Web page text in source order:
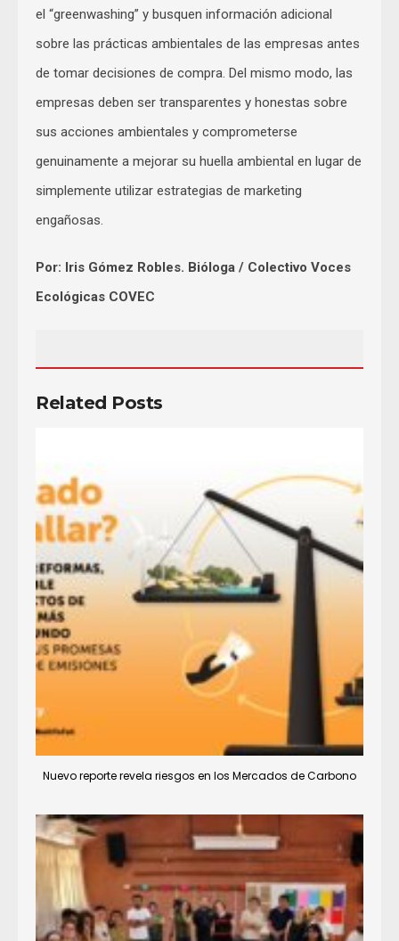
el “greenwashing” y busquen información adicional
sobre las prácticas ambientales de las empresas antes
de tomar decisiones de compra. Del mismo modo, las
empresas deben ser transparentes y honestas sobre
sus acciones ambientales y comprometerse
genuinamente a mejorar su huella ambiental en lugar de
simplemente utilizar estrategias de marketing
engañosas.
Por: Iris Gómez Robles. Bióloga / Colectivo Voces
Ecológicas COVEC
Related Posts
Nuevo reporte revela riesgos en los Mercados de Carbono